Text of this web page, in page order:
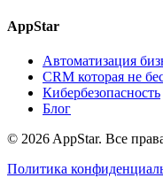
AppStar
Автоматизация
CRM которая не
Кибербезопасность
Блог
© 2026 AppStar. Все
Политика